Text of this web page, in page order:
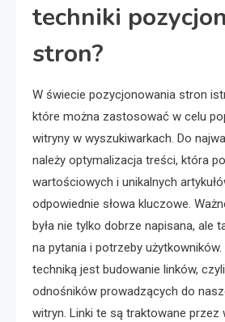
techniki
stron?
W świecie pozycjonowania stron
które można zastosować w celu
witryny w wyszukiwarkach. Do
należy optymalizacja treści, która
wartościowych i unikalnych
odpowiednie słowa kluczowe.
była nie tylko dobrze napisana, ale
na pytania i potrzeby
techniką jest budowanie linków,
odnośników prowadzących do
witryn. Linki te są traktowane przez